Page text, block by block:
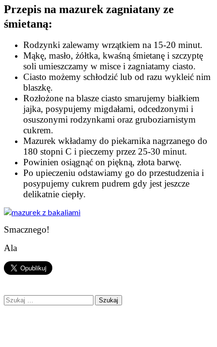
Przepis na mazurek zagniatany ze
śmietaną:
Rodzynki zalewamy wrzątkiem na 15-20 minut.
Mąkę, masło, żółtka, kwaśną śmietanę i szczyptę
soli umieszczamy w misce i zagniatamy ciasto.
Ciasto możemy schłodzić lub od razu wykleić nim
blaszkę.
Rozłożone na blasze ciasto smarujemy białkiem
jajka, posypujemy migdałami, odcedzonymi i
osuszonymi rodzynkami oraz gruboziarnistym
cukrem.
Mazurek wkładamy do piekarnika nagrzanego do
180 stopni C i pieczemy przez 25-30 minut.
Powinien osiągnąć on piękną, złota barwę.
Po upieczeniu odstawiamy go do przestudzenia i
posypujemy cukrem pudrem gdy jest jeszcze
delikatnie ciepły.
Smacznego!
Ala
Szukaj: